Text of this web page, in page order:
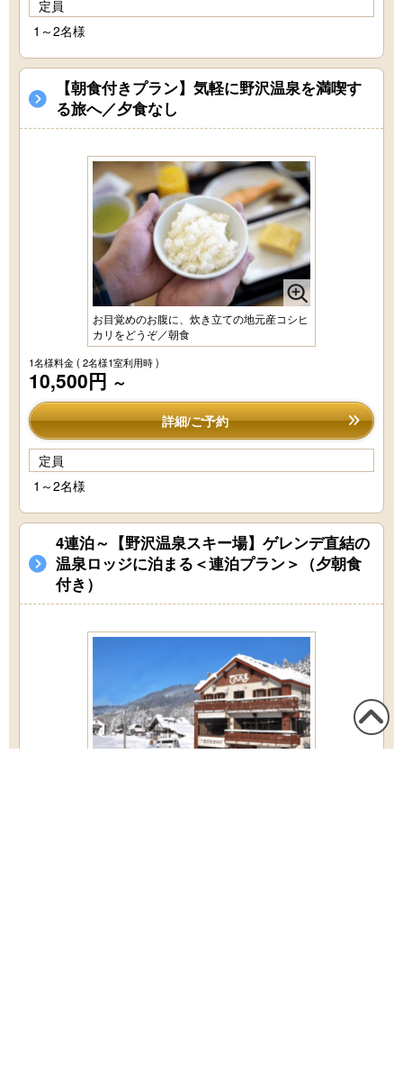
定員
1～2名様
【朝食付きプラン】気軽に野沢温泉を満喫す
る旅へ／夕食なし
お目覚めのお腹に、炊き立ての地元産コシヒ
カリをどうぞ／朝食
1名様料金( 2名様1室利用時 )
10,500円 ～
詳細/ご予約
定員
1～2名様
4連泊～【野沢温泉スキー場】ゲレンデ直結の
温泉ロッジに泊まる＜連泊プラン＞（夕朝食
付き）